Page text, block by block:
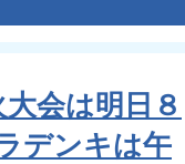
大会は明日８
デンキは午